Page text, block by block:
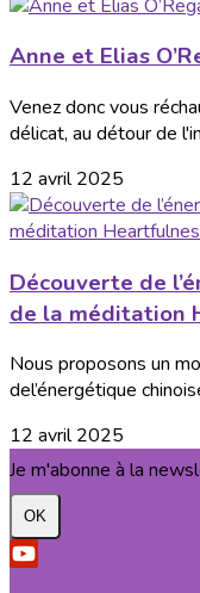
Anne et Elias
Venez donc vous
délicat, au détour de
12 avril 2025
Découverte de
de la méditation
Nous proposons un
del’énergétique
12 avril 2025
Je m'abonne à la
OK